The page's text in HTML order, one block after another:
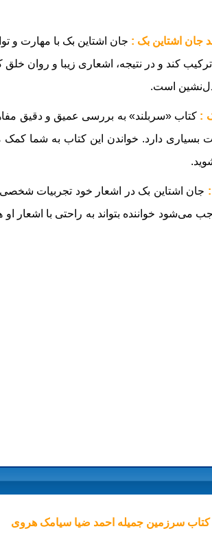
جان اشتاین بک : جان اشتاین بک با مهارت و
کند و در نتیجه، اشعاری زیبا و روان
دل‌نشین است.
: کتاب «سربلند» به بررسی عمیق و دقیق
بسیاری دارد. خواندن این کتاب به شما کمک
جان اشتاین بک در اشعار خود تجربیات شخصی
می‌شود خواننده بتواند به راحتی با اشعار
کتاب سرزمین جمیله احمد ضیا سیامک هروی